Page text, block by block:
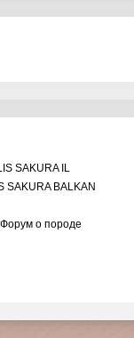
SAKURA IL
SAKURA BALKAN
о породе